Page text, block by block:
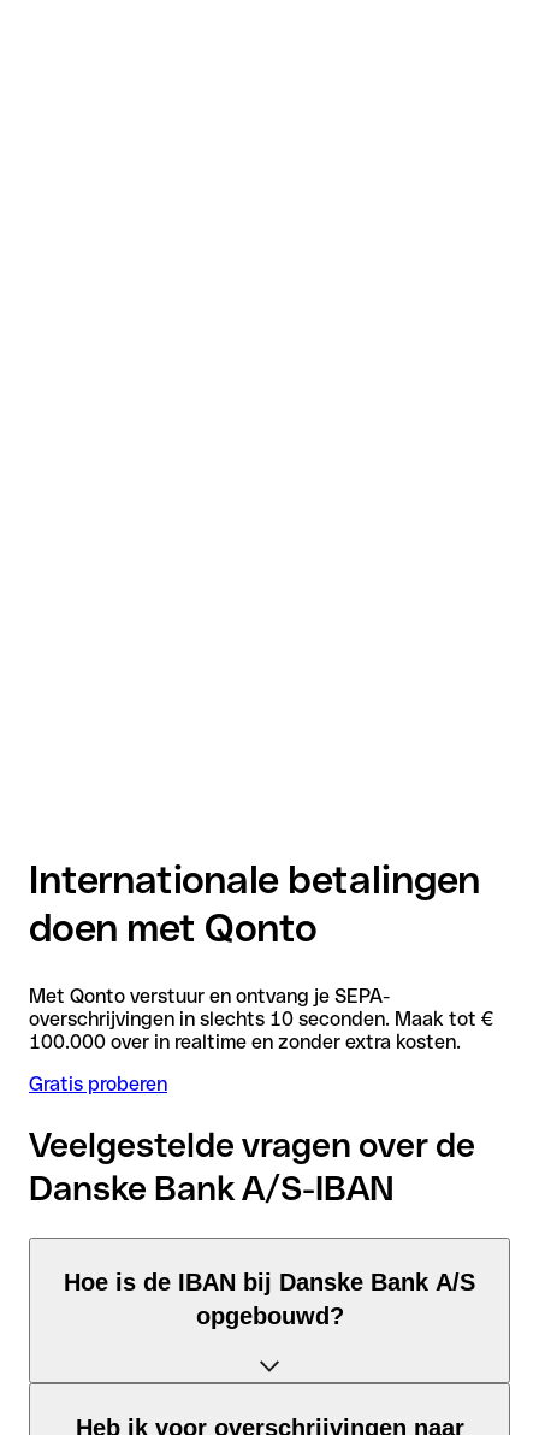
Internationale betalingen
doen met Qonto
Met Qonto verstuur en ontvang je SEPA-
overschrijvingen in slechts 10 seconden. Maak tot €
100.000 over in realtime en zonder extra kosten.
Gratis proberen
Veelgestelde vragen over de
Danske Bank A/S-IBAN
Hoe is de IBAN bij Danske Bank A/S
opgebouwd?
Heb ik voor overschrijvingen naar